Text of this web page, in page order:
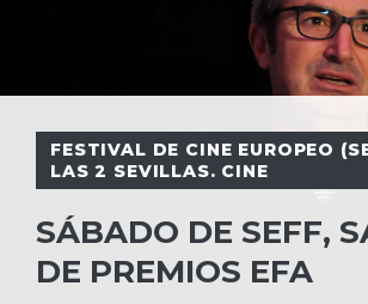
FESTIVAL DE CINE EUROPEO
LAS 2 SEVILLAS. CINE
SÁBADO DE SEFF,
DE PREMIOS EFA